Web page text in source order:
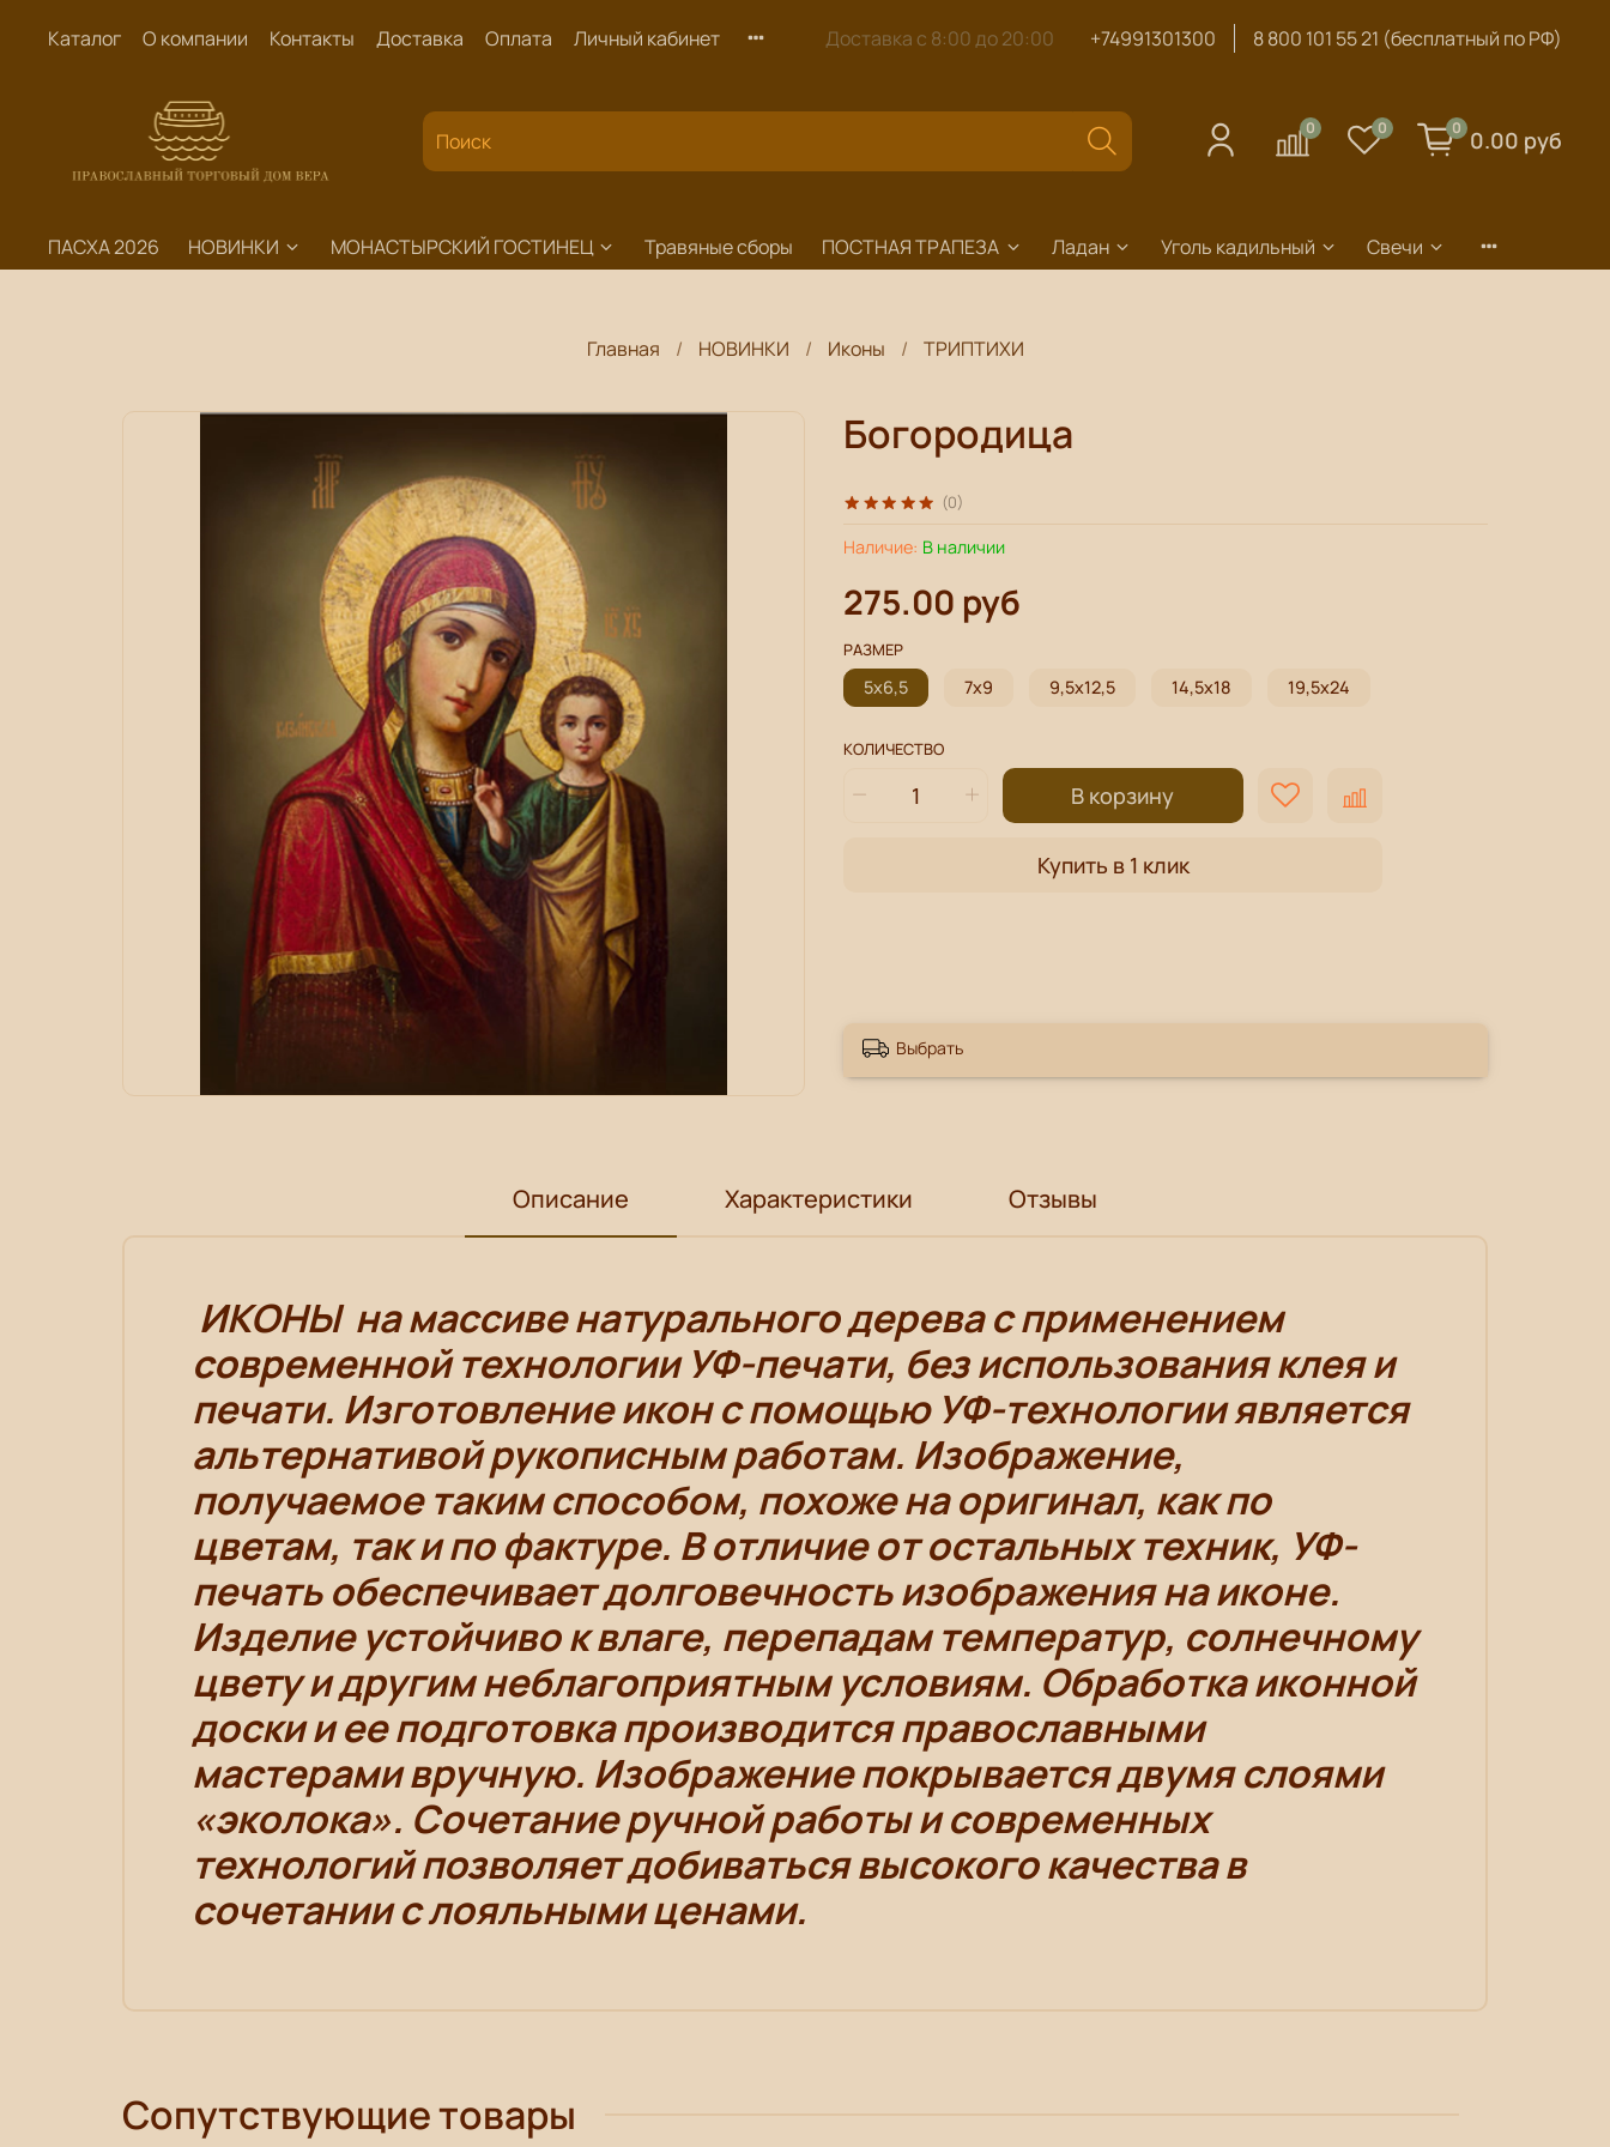
Каталог О компании Контакты Доставка Оплата Личный кабинет Доставка с 8:00 до 20:00 +74991301300 8 800 101 55 21 (бесплатный по РФ)
0 0 0 0.00 руб
ПАСХА 2026 НОВИНКИ МОНАСТЫРСКИЙ ГОСТИНЕЦ Травяные сборы ПОСТНАЯ ТРАПЕЗА Ладан Уголь кадильный Свечи
Главная НОВИНКИ Иконы ТРИПТИХИ
(0)
Наличие: В наличии
Богородица
275.00 руб
КОЛИЧЕСТВО
В корзину
Купить в 1 клик
РАЗМЕР
5х6,5 7х9 9,5х12,5 14,5х18 19,5х24
Выбрать
Описание Характеристики Отзывы
ИКОНЫ на массиве натурального дерева с применением
современной технологии УФ-печати, без использования клея и
печати. Изготовление икон с помощью УФ-технологии является
альтернативой рукописным работам. Изображение,
получаемое таким способом, похоже на оригинал, как по
цветам, так и по фактуре. В отличие от остальных техник, УФ-
печать обеспечивает долговечность изображения на иконе.
Изделие устойчиво к влаге, перепадам температур, солнечному
цвету и другим неблагоприятным условиям. Обработка иконной
доски и ее подготовка производится православными
мастерами вручную. Изображение покрывается двумя слоями
«эколока». Сочетание ручной работы и современных
технологий позволяет добиваться высокого качества в
сочетании с лояльными ценами.
Сопутствующие товары